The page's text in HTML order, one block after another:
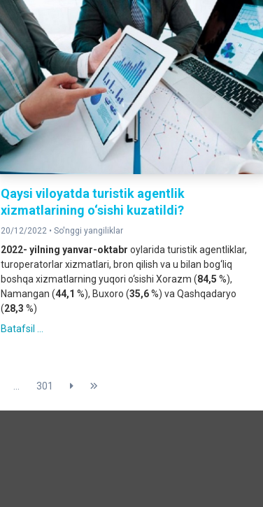
Qaysi viloyatda turistik agentlik
xizmatlarining o‘sishi kuzatildi?
20/12/2022 • So'nggi yangiliklar
2022- yilning yanvar-oktabr oylarida turistik agentliklar,
turoperatorlar xizmatlari, bron qilish va u bilan bog‘liq
boshqa xizmatlarning yuqori o‘sishi Xorazm (84,5 %),
Namangan (44,1 %), Buxoro (35,6%) va Qashqadaryo
(28,3 %)
Batafsil ...
301